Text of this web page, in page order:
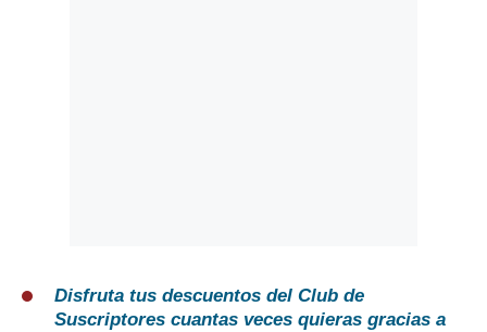
Disfruta tus descuentos del Club de
Suscriptores cuantas veces quieras gracias a